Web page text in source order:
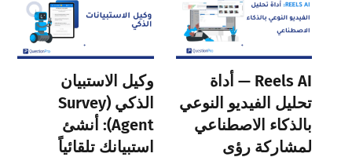
Reels AI — أداة
تحليل الفيديو النوعي
بالذكاء الاصطناعي
لمشاركة رؤى
وكيل الاستبيان
الذكي (Survey
Agent): أنشئ
استبيانك تلقائياً